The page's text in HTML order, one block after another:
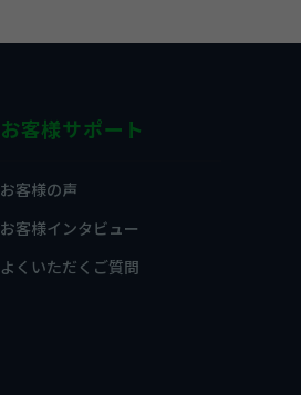
お客様サポート
お客様の声
お客様インタビュー
よくいただくご質問